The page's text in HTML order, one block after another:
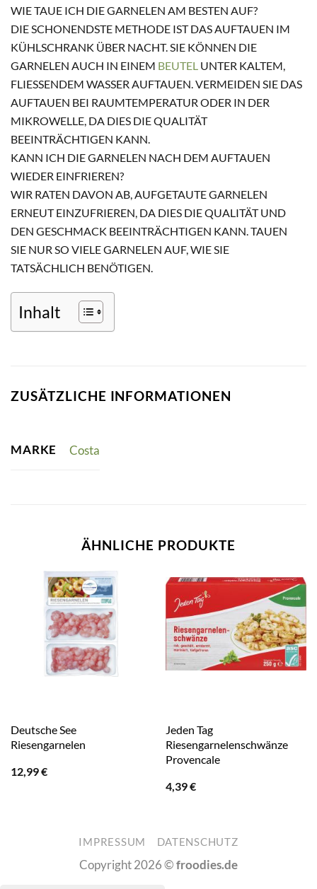
WIE TAUE ICH DIE GARNELEN AM BESTEN AUF?
DIE SCHONENDSTE METHODE IST DAS AUFTAUEN IM
KÜHLSCHRANK ÜBER NACHT. SIE KÖNNEN DIE
GARNELEN AUCH IN EINEM BEUTEL UNTER KALTEM,
FLIESSENDEM WASSER AUFTAUEN. VERMEIDEN SIE DAS A
UFTAUEN BEI RAUMTEMPERATUR ODER IN DER M
IKROWELLE, DA DIES DIE QUALITÄT B
EEINTRÄCHTIGEN KANN.
KANN ICH DIE GARNELEN NACH DEM AUFTAUEN
WIEDER EINFRIEREN?
WIR RATEN DAVON AB, AUFGETAUTE GARNELEN
ERNEUT EINZUFRIEREN, DA DIES DIE QUALITÄT UND
DEN GESCHMACK BEEINTRÄCHTIGEN KANN. TAUEN
SIE NUR SO VIELE GARNELEN AUF, WIE SIE
TATSÄCHLICH BENÖTIGEN.
Inhalt
ZUSÄTZLICHE INFORMATIONEN
MARKE Costa
ÄHNLICHE PRODUKTE
Deutsche See
Riesengarnelen
12,99€
Jeden Tag
Riesengarnelenschwänze
Provencale
4,39€
IMPRESSUM DATENSCHUTZ
Copyright 2026 ©froodies.de